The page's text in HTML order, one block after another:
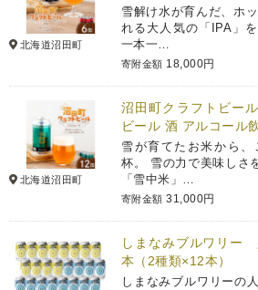
北海道沼田町
雪解け水が育んだ、ホ
れる大人気の「IPA」
一本一…
寄附金額 18,000円
北海道沼田町
沼田町クラフトビー
ビール 酒 アルコール
雪が育てたお米から
杯。 雪の力で美味しさ
「雪中米」…
寄附金額 31,000円
しまなみブルワリー
本（2種類×12本）
しまなみブルワリーの